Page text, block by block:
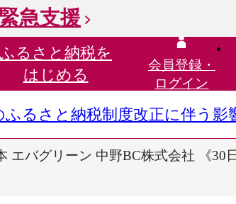
急支援
ふるさと納税を
はじめる
会員登録・
ログイン
ふるさと納税制度改正に伴う影
エバグリーン 中野BC株式会社 《30